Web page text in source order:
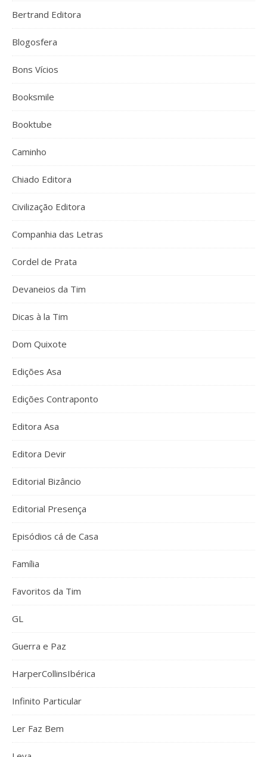
Bertrand Editora
Blogosfera
Bons Vícios
Booksmile
Booktube
Caminho
Chiado Editora
Civilização Editora
Companhia das Letras
Cordel de Prata
Devaneios da Tim
Dicas à la Tim
Dom Quixote
Edições Asa
Edições Contraponto
Editora Asa
Editora Devir
Editorial Bizâncio
Editorial Presença
Episódios cá de Casa
Família
Favoritos da Tim
GL
Guerra e Paz
HarperCollinsIbérica
Infinito Particular
Ler Faz Bem